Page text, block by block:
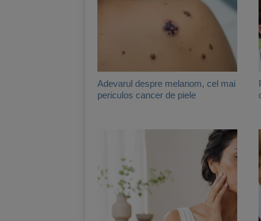
Adevarul despre melanom, cel mai
periculos cancer de piele